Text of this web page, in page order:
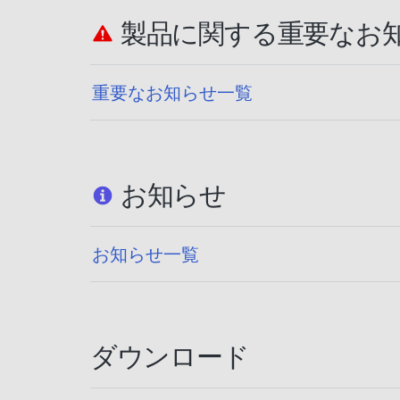
製品に関する重要なお
重要なお知らせ一覧
お知らせ
お知らせ一覧
ダウンロード